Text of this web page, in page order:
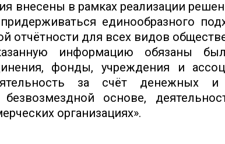
внесены в рамках реализации
единообразного
отчётности для всех видов
информацию обязаны
фонды, учреждения и
за счёт денежных и
основе,
организациях».